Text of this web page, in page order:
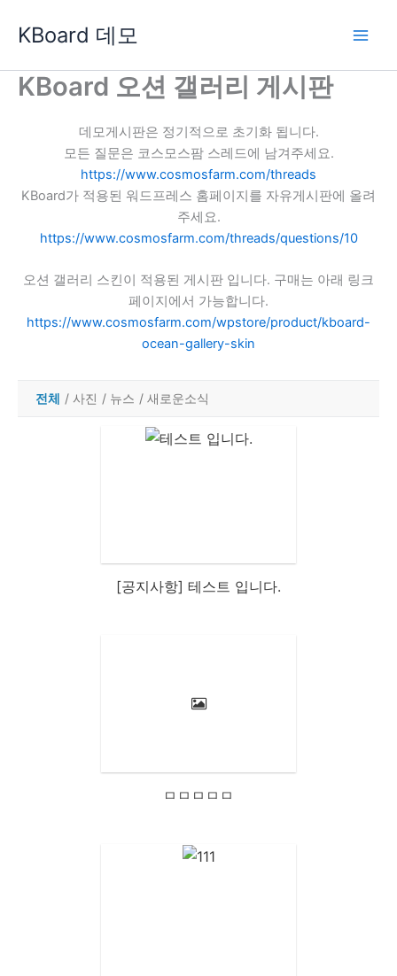
로
KBoard 데모
KBoard 오션 갤러리 게시판
데모게시판은 정기적으로 초기화 됩니다.
모든 질문은 코스모스팜 스레드에 남겨주세요.
https://www.cosmosfarm.com/threads
KBoard가 적용된 워드프레스 홈페이지를 자유게시판에 올려
주세요.
https://www.cosmosfarm.com/threads/questions/10
오션 갤러리 스킨이 적용된 게시판 입니다. 구매는 아래 링크
페이지에서 가능합니다.
https://www.cosmosfarm.com/wpstore/product/kboard-
ocean-gallery-skin
전체 / 사진 / 뉴스 / 새로운소식
[공지사항] 테스트 입니다.
ㅁㅁㅁㅁㅁ